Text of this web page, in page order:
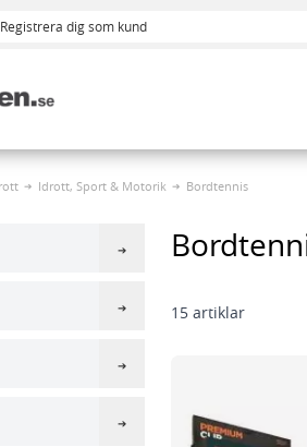
Registrera dig som kund
Idrott, Sport & Motorik Bordtennis
15 artiklar